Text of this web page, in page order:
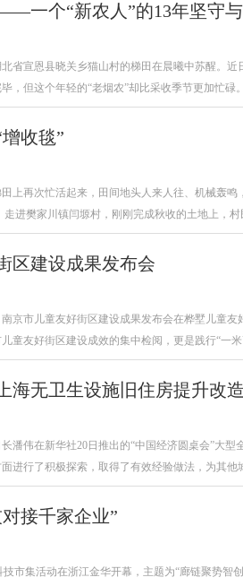
一个“新农人”的13年坚守
省宣恩县晓关乡猫山村的梯田在晨曦中苏醒。
，但这个年轻的“老烟农”却比采收季节更加忙碌
收毯”
上再次忙活起来，田间地头人来人往、机械轰鸣
进樊家川镇闫塬村，刚刚完成秋收的土地上，村
区建设成果发布会
京市儿童友好街区建设成果发布会在桦墅儿童
童友好街区建设成效的集中检阅，更是践行“一
海无卫生设施旧住房提升改
潘伟在新华社20日推出的“中国经济圆桌会”大
进行了积极探索，取得了有效经验做法，为其他
接千家企业”
技市集活动在浙江金华开幕，主题为“廊链聚势智